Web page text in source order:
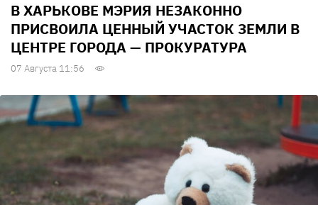
В ХАРЬКОВЕ МЭРИЯ НЕЗАКОННО
ПРИСВОИЛА ЦЕННЫЙ УЧАСТОК ЗЕМЛИ В
ЦЕНТРЕ ГОРОДА — ПРОКУРАТУРА
07 Августа 11:56